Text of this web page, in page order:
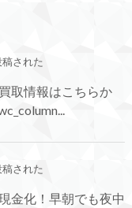
稿された
取情報はこちらか
稿された
金化！早朝でも夜中